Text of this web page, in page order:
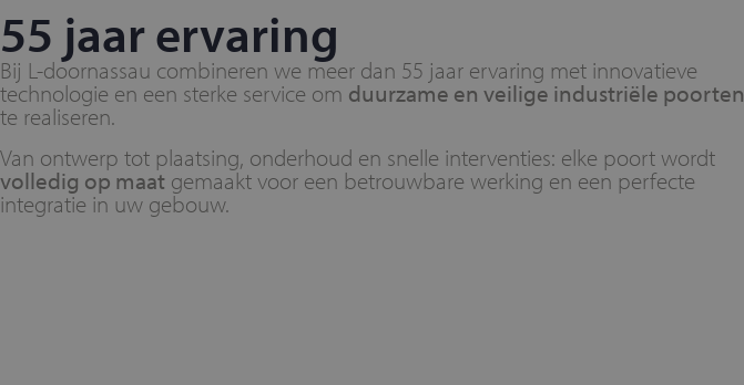
55 jaar ervaring
Bij L-doornassau combineren we meer dan 55 jaar ervaring met innovatieve
technologie en een sterke service om duurzame en veilige industriële poorten
te realiseren.
Van ontwerp tot plaatsing, onderhoud en snelle interventies: elke poort wordt
volledig op maat gemaakt voor een betrouwbare werking en een perfecte
integratie in uw gebouw.